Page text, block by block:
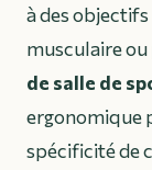
à des
musculaire
de salle de
ergonomique
spécificité de